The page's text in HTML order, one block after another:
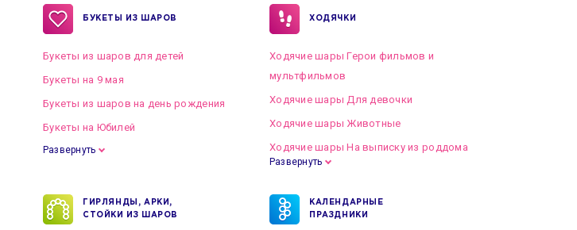
БУКЕТЫ ИЗ ШАРОВ
Букеты из шаров для детей
Букеты на 9 мая
Букеты из шаров на день рождения
Букеты на Юбилей
Развернуть
ХОДЯЧКИ
Ходячие шары Герои фильмов и
мультфильмов
Ходячие шары Для девочки
Ходячие шары Животные
Ходячие шары На выписку из роддома
Развернуть
ГИРЛЯНДЫ, АРКИ,
СТОЙКИ ИЗ ШАРОВ
КАЛЕНДАРНЫЕ
ПРАЗДНИКИ